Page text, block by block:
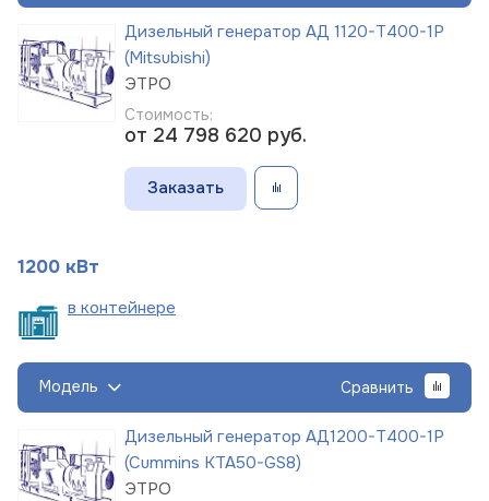
Дизельный генератор АД 1120-Т400-1Р
(Mitsubishi)
ЭТРО
Стоимость:
от 24 798 620 руб.
Заказать
1200 кВт
в контейнере
Модель Сравнить
Дизельный генератор АД1200-Т400-1Р
(Cummins KTA50-GS8)
ЭТРО